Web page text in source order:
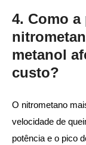
4. Como
metanol
custo?
O nitrometano
velocidade de
potência e o pico